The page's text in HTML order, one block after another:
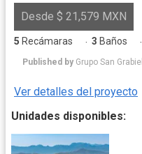
Desde $ 21,579 MXN
5 Recámaras · 3 Baños ·
Published by Grupo San Grabiel
Ver detalles del proyecto
Unidades disponibles: